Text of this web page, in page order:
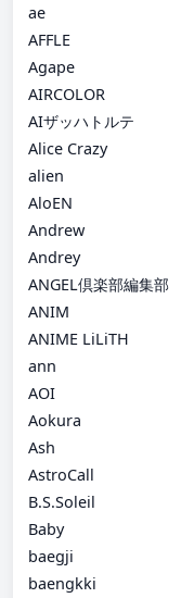
ae
AFFLE
Agape
AIRCOLOR
AIザッハトルテ
Alice Crazy
alien
AloEN
Andrew
Andrey
ANGEL倶楽部編集部
ANIM
ANIME LiLiTH
ann
AOI
Aokura
Ash
AstroCall
B.S.Soleil
Baby
baegji
baengkki